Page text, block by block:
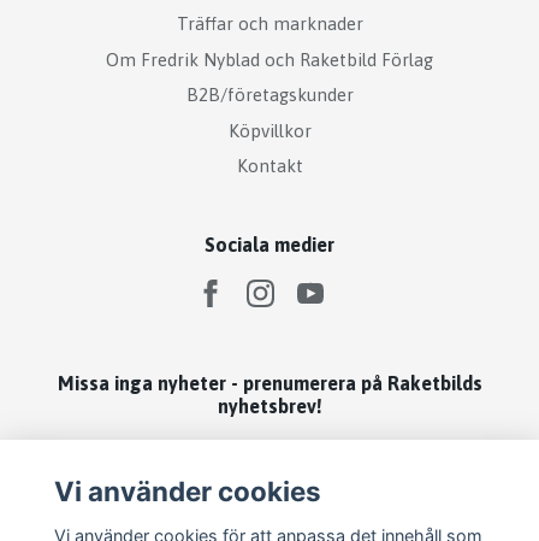
Träffar och marknader
Om Fredrik Nyblad och Raketbild Förlag
B2B/företagskunder
Köpvillkor
Kontakt
Sociala medier
Missa inga nyheter - prenumerera på Raketbilds
nyhetsbrev!
Vi använder cookies
Vi använder cookies för att anpassa det innehåll som